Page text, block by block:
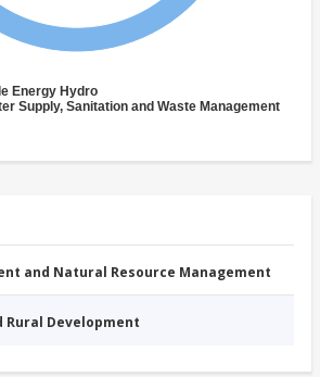
Energy Hydro
Supply, Sanitation and Waste Management
and Natural Resource Management
Rural Development